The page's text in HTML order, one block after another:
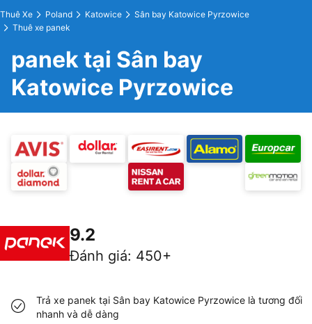
Thuê Xe Poland Katowice
Sân bay Katowice Pyrzowice
Thuê xe panek
panek tại Sân bay
Katowice Pyrzowice
9.2
Đánh giá: 450+
Trả xe panek tại Sân bay Katowice Pyrzowice là tương đối
nhanh và dễ dàng